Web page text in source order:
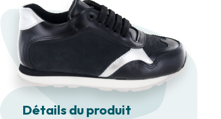
Détails du produit